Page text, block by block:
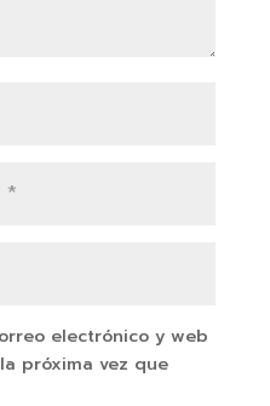
electrónico y web
próxima vez que